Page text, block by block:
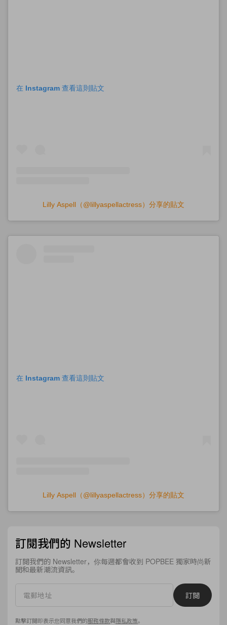
在 Instagram 查看這則貼文
Lilly Aspell（@lillyaspellactress）分享的貼文
在 Instagram 查看這則貼文
Lilly Aspell（@lillyaspellactress）分享的貼文
訂閱我們的 Newsletter
訂閱我們的 Newsletter，你每週都會收到 POPBEE 獨家時尚新
聞和最新潮流資訊。
訂閱
點擊訂閱即表示您同意我們的服務條款與隱私政策。